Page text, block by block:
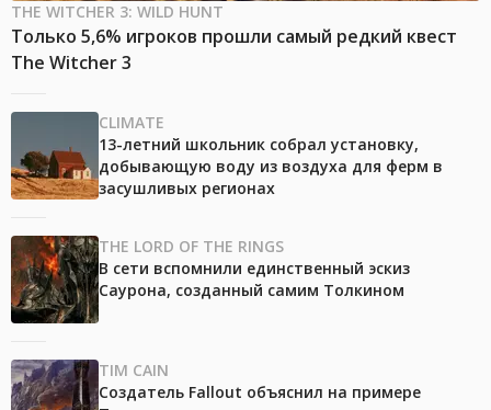
THE WITCHER 3: WILD HUNT
Только 5,6% игроков прошли самый редкий квест
The Witcher 3
CLIMATE
13-летний школьник собрал установку,
добывающую воду из воздуха для ферм в
засушливых регионах
THE LORD OF THE RINGS
В сети вспомнили единственный эскиз
Саурона, созданный самим Толкином
TIM CAIN
Создатель Fallout объяснил на примере